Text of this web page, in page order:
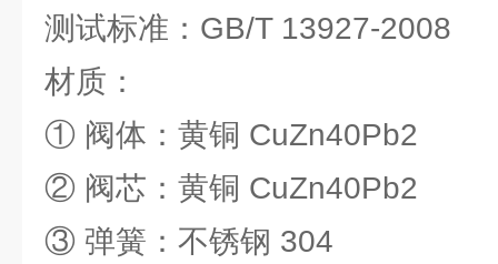
测试标准：GB/T 13927-2008
材质：
① 阀体：黄铜 CuZn40Pb2
② 阀芯：黄铜 CuZn40Pb2
③ 弹簧：不锈钢 304